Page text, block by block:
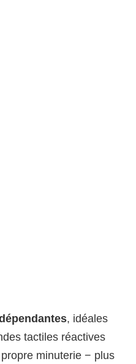
, idéales
tactiles réactives
minuterie − plus